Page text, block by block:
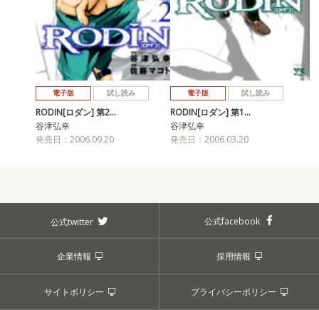
電子版 試し読み
RODIN[ロダン] 第2…
谷津弘幸
発売日：2006.09.20
電子版 試し読み
RODIN[ロダン] 第1…
谷津弘幸
発売日：2006.03.20
公式twitter 公式facebook
企業情報 採用情報
サイトポリシー プライバシーポリシー